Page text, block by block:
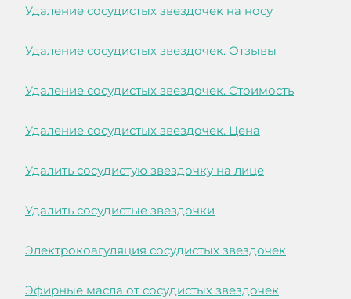
Удаление сосудистых звездочек на носу
Удаление сосудистых звездочек. Отзывы
Удаление сосудистых звездочек. Стоимость
Удаление сосудистых звездочек. Цена
Удалить сосудистую звездочку на лице
Удалить сосудистые звездочки
Электрокоагуляция сосудистых звездочек
Эфирные масла от сосудистых звездочек